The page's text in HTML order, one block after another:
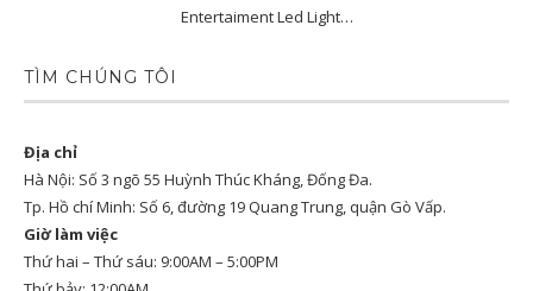
Entertaiment Led Light…
TÌM CHÚNG TÔI
Địa chỉ
Hà Nội: Số 3 ngõ 55 Huỳnh Thúc Kháng, Đống Đa.
Tp. Hồ chí Minh: Số 6, đường 19 Quang Trung, quận Gò Vấp.
Giờ làm việc
Thứ hai – Thứ sáu: 9:00AM – 5:00PM